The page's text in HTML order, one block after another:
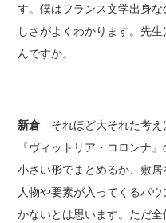
す。僕はフランス文学出身
しさがよくわかります。先
んですか。
新倉 それほど大それた考
『ヴィットリア・コロンナ
小さい形でまとめるか、敷
人物や要素が入ってくるパ
かないとは思います。ただ